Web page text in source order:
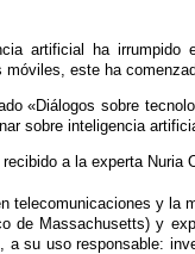
artificial ha
móviles, este ha
«Diálogos sobre
sobre inteligencia
a la experta
telecomunicaciones y
de Massachusetts) y
a su uso responsable: